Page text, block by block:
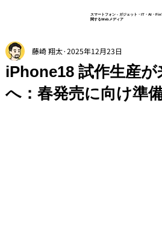
スマートフォン - ガジェット・IT・AI・
関するWebメディア
iPhone18 試作生産が
へ：春発売に向け準
藤崎 翔太 2025年12月23日